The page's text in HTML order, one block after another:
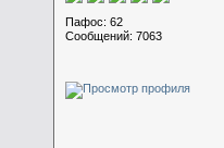
Пафос: 62
Сообщений: 7063